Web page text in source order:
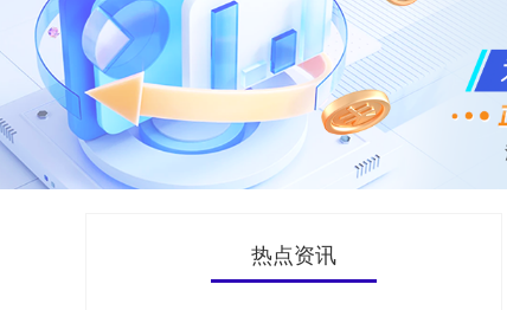
热点资讯